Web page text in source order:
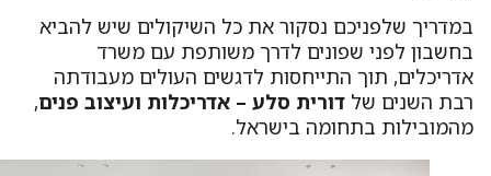
שלפניכם נסקור את כל השיקולים שיש להביא
לפני שפונים לדרך משותפת עם משרד
תוך התייחסות לדגשים העולים מעבודתה
השנים שלדורית סלע – אדריכלות ועיצוב פנים,
בתחומה בישראל.